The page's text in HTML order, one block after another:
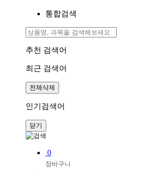
통합검색
추천 검색어
최근 검색어
전체삭제
인기검색어
닫기
0
장바구니